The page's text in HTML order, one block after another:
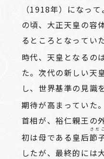
（1918年）になっ
の頃、大正天皇の容
るところとなってい
時代、天皇となるの
た。次代の新しい天
し、世界基準の見識
期待が高まっていた
首相が、裕仁親王の
初は母である皇后節
さだこ
したが、最終的には